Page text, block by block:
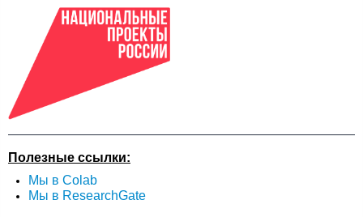
Полезные ссылки:
Мы в Colab
Мы в ResearchGate